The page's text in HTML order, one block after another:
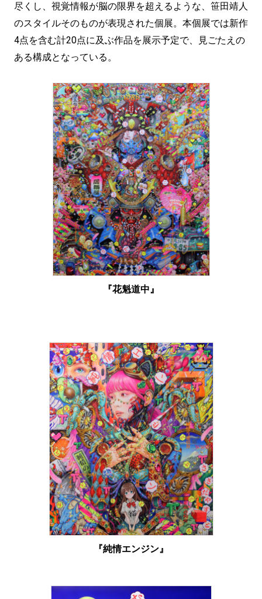
尽くし、視覚情報が脳の限界を超えるような、笹田靖人
のスタイルそのものが表現された個展。本個展では新作
4点を含む計20点に及ぶ作品を展示予定で、見ごたえの
ある構成となっている。
『花魁道中』
『純情エンジン』